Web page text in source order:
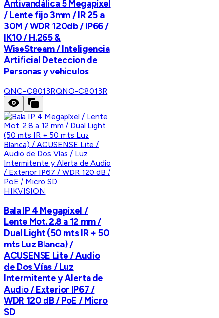
Antivandálica 5 Megapíxel
/ Lente fijo 3mm / IR 25 a
30M / WDR 120db / IP66 /
IK10 / H.265 &
WiseStream / Inteligencia
Artificial Deteccion de
Personas y vehiculos
QNO-C8013RQNO-C8013R
HIKVISION
Bala IP 4 Megapíxel /
Lente Mot. 2.8 a 12 mm /
Dual Light (50 mts IR + 50
mts Luz Blanca) /
ACUSENSE Lite / Audio
de Dos Vías / Luz
Intermitente y Alerta de
Audio / Exterior IP67 /
WDR 120 dB / PoE / Micro
SD